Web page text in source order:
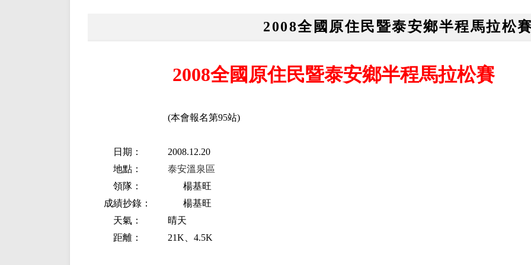
2008全國原住民暨泰安鄉半程馬拉松
2008全國原住民暨泰安鄉半程馬拉松賽
(本會報名第95站)
日期：
2008.12.20
地點：
泰安溫泉區
領隊：
楊基旺
成績抄錄：
楊基旺
天氣：
晴天
距離：
21K、4.5K